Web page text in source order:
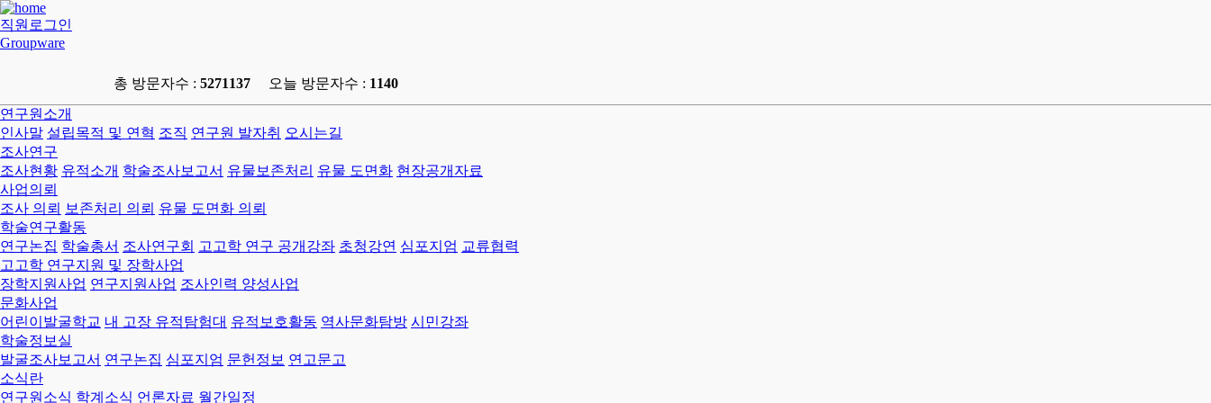
직원로그인
Groupware
총 방문자수 : 5271137 오늘 방문자수 : 1140
연구원소개
인사말 설립목적 및 연혁 조직 연구원 발자취 오시는길
조사연구
조사현황 유적소개 학술조사보고서 유물보존처리 유물 도면화 현장공개자료
사업의뢰
조사 의뢰
보존처리 의뢰 유물 도면화 의뢰
학술연구활동
연구논집 학술총서 조사연구회 고고학 연구 공개강좌 초청강연 심포지엄 교류협력
고고학 연구지원 및 장학사업
장학지원사업 연구지원사업 조사인력 양성사업
문화사업
어린이발굴학교 내 고장 유적탐험대 유적보호활동 역사문화탐방 시민강좌
학술정보실
발굴조사보고서 연구논집 심포지엄 문헌정보 연고문고
소식란
연구원소식 학계소식 언론자료 월간일정